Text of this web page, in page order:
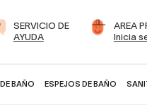
SERVICIO DE
AYUDA
AREA
Inicia
BAÑO ESPEJOS DE BAÑO